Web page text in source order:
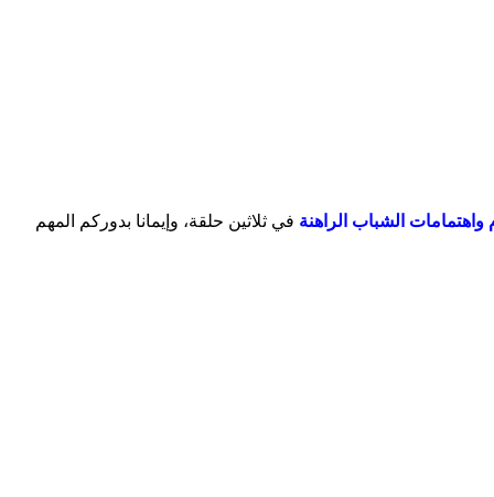
واهتمامات الشباب الراهنة في ثلاثين حلقة، وإيمانا بدوركم المهم